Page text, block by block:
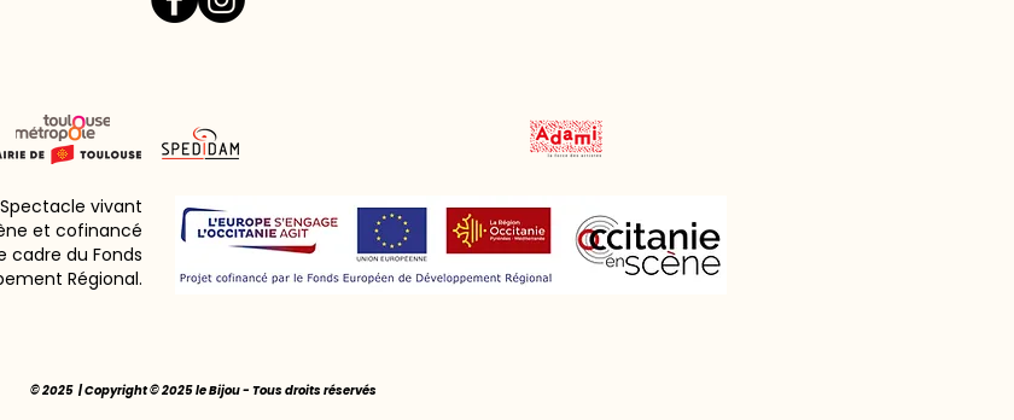
vivant
et cofinancé
cadre du Fonds
Régional.
© 2025 | Copyright © 2025 le Bijou - Tous droits réservés